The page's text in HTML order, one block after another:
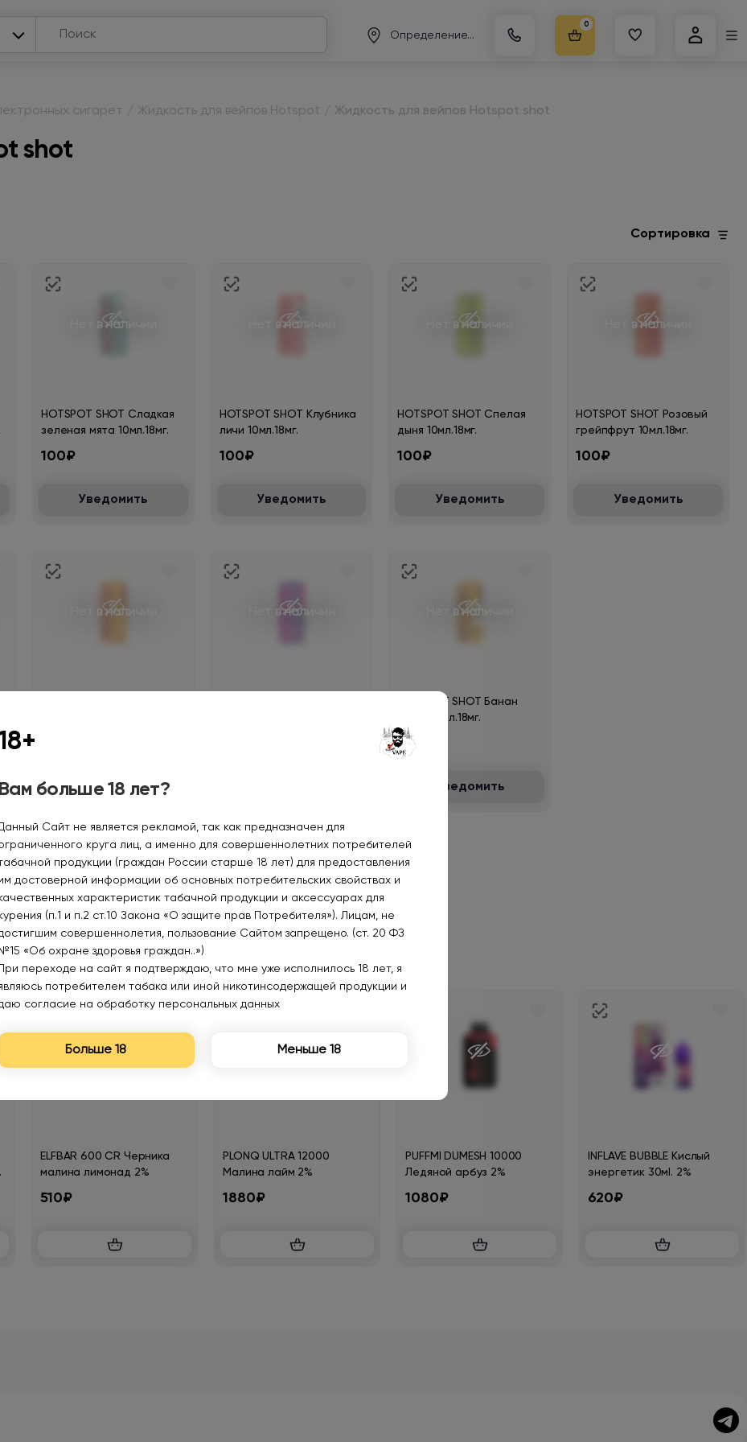
Определение...
0
сигарет Жидкость для вейпов Hotspot Жидкость для вейпов Hotspot shot
shot
Сортировка
Нет в наличии
HOTSPOT SHOT Сладкая
зеленая мята 10мл.18мг.
100₽
Уведомить
Нет в наличии
HOTSPOT SHOT Клубника
личи 10мл.18мг.
100₽
Уведомить
Нет в наличии
HOTSPOT SHOT Спелая
дыня 10мл.18мг.
100₽
Уведомить
Нет в наличии
HOTSPOT SHOT Розовый
грейпфрут 10мл.18мг.
100₽
Уведомить
Нет в наличии
Уведомить
Нет в наличии Нет в наличии
HOTSPOT SHOT Банан
кокос 10мл.18мг.
100₽
Уведомить
ELFBAR 600 CR Черника
малина лимонад 2%
510₽
PLONQ ULTRA 12000
Малина лайм 2%
1880₽
PUFFMI DUMESH 10000
Ледяной арбуз 2%
1080₽
INFLAVE BUBBLE Кислый
энергетик 30мl. 2%
620₽
Вам больше 18 лет?
Сайт не является рекламой, так как предназначен для
круга лиц, а именно для совершеннолетних потребителей
продукции (граждан России старше 18 лет) для предоставления
достоверной информации об основных потребительских свойствах и
характеристик табачной продукции и аксессуарах для
(п.1 и п.2 ст.10 Закона «О защите прав Потребителя»). Лицам, не
совершеннолетия, пользование Сайтом запрещено. (ст. 20 ФЗ
№15 «Об охране здоровья граждан..»)
При переходе на сайт я подтверждаю, что мне уже исполнилось 18 лет, я
потребителем табака или иной никотинсодержащей продукции и
согласие на обработку персональных данных
Больше 18 Меньше 18